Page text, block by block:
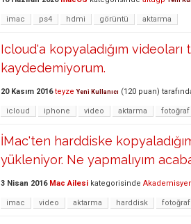
imac ps4 hdmi görüntü aktarma
Icloud'a kopyaladığım
kaydedemiyorum.
20 Kasım 2016 teyze Yeni Kullanıcı (120 puan)
icloud iphone video aktarma fotoğraf
İMac'ten harddiske
yükleniyor. Ne yapmalıyım
3 Nisan 2016 Mac Ailesi kategorisinde
imac video aktarma harddisk fotoğraf